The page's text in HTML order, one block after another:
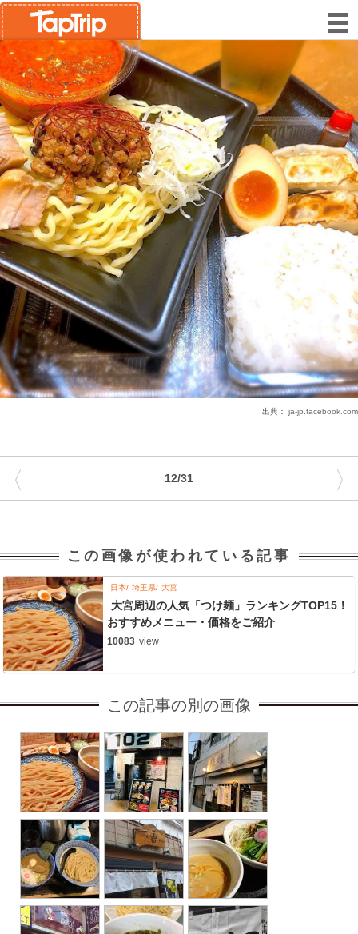
出典： ja-jp.facebook.com
12/31
〈 〉
この画像が使われている記事
日本 埼玉県 大宮
大宮周辺の人気「つけ麺」ランキングTOP15！
おすすめメニュー・価格をご紹介
10083 view
この記事の別の画像